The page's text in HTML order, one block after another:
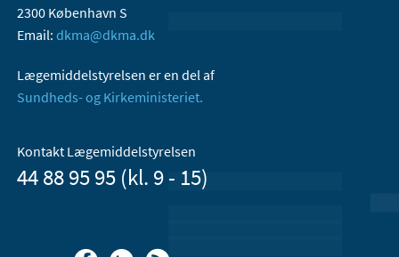
2300 København S
Email: dkma@dkma.dk
Lægemiddelstyrelsen er en del af
Sundheds- og Kirkeministeriet.
Kontakt Lægemiddelstyrelsen
44 88 95 95 (kl. 9 - 15)